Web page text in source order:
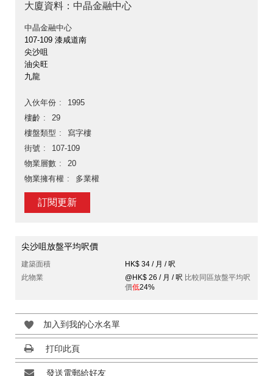
大廈資料：中晶金融中心
中晶金融中心
107-109 漆咸道南
尖沙咀
油尖旺
九龍
入伙年份
1995
樓齡
29
樓盤類型
寫字樓
街號
107-109
物業層數
20
物業擁有權
多業權
訂閱更新
尖沙咀放盤平均呎價
建築面積
HK$ 34 / 月 / 呎
此物業
@HK$ 26 / 月 / 呎 比較同區放盤平均呎
價低24%
加入到我的心水名單
打印此頁
發送電郵給好友